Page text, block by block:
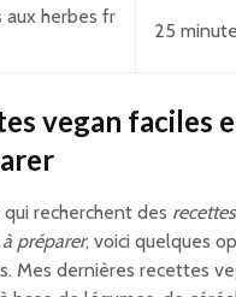
aux herbes fr
25
vegan faciles
qui recherchent des
préparer, voici quelques
Mes dernières recettes